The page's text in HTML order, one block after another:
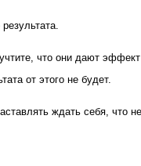
что они дают
от этого не будет.
ждать себя, что